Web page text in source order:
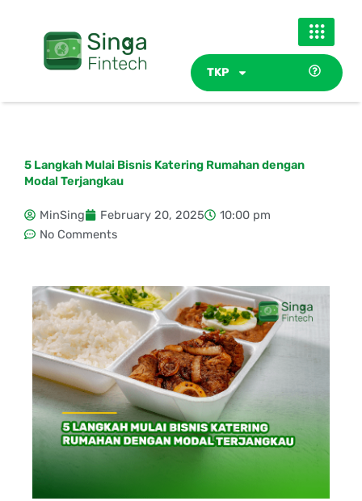
TKP
5 Langkah Mulai Bisnis Katering Rumahan dengan
Modal Terjangkau
MinSing February 20, 2025
10:00 pm
No Comments